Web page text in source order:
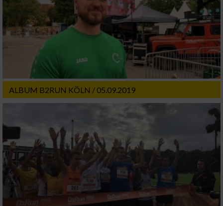
ALBUM B2RUN KÖLN / 05.09.2019